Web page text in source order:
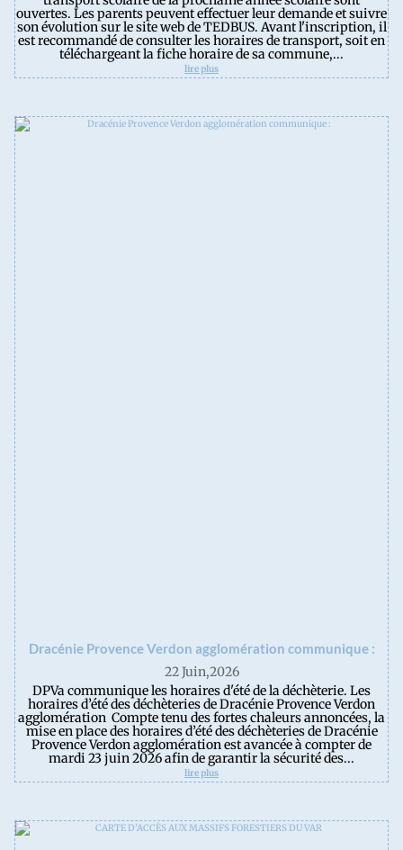
ouvertes. Les parents peuvent effectuer leur demande et suivre
son évolution sur le site web de TEDBUS. Avant l'inscription, il
est recommandé de consulter les horaires de transport, soit en
téléchargeant la fiche horaire de sa commune,...
lire plus
Dracénie Provence Verdon agglomération communique :
22 Juin,2026
DPVa communique les horaires d'été de la déchèterie. Les
horaires d’été des déchèteries de Dracénie Provence Verdon
agglomération Compte tenu des fortes chaleurs annoncées, la
mise en place des horaires d’été des déchèteries de Dracénie
Provence Verdon agglomération est avancée à compter de
mardi 23 juin 2026 afin de garantir la sécurité des...
lire plus